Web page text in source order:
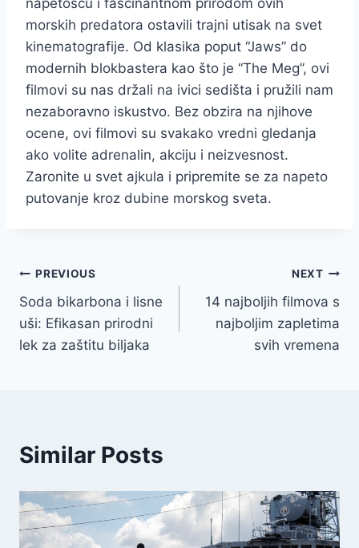
morskih predatora ostavili trajni utisak na svet
kinematografije. Od klasika poput “Jaws” do
modernih blokbastera kao što je “The Meg”, ovi
filmovi su nas držali na ivici sedišta i pružili nam
nezaboravno iskustvo. Bez obzira na njihove
ocene, ovi filmovi su svakako vredni gledanja
ako volite adrenalin, akciju i neizvesnost.
Zaronite u svet ajkula i pripremite se za napeto
putovanje kroz dubine morskog sveta.
Post
navigation
PREVIOUS
Soda bikarbona i lisne
uši: Efikasan prirodni
lek za zaštitu biljaka
NEXT
14 najboljih filmova s
najboljim zapletima
svih vremena
Similar Posts